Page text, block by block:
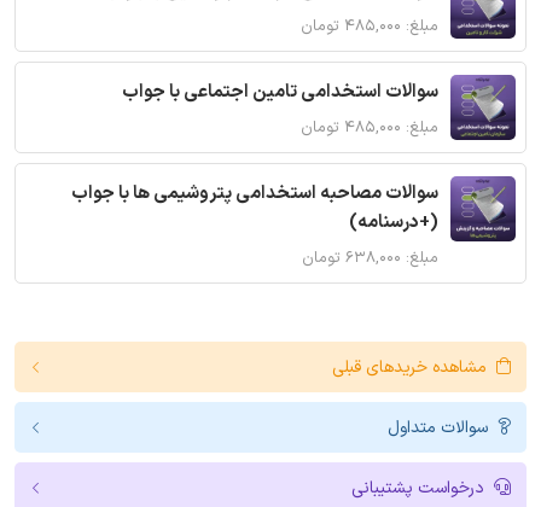
مبلغ: ۴۸۵,۰۰۰ تومان
سوالات استخدامی تامین اجتماعی با جواب
مبلغ: ۴۸۵,۰۰۰ تومان
سوالات مصاحبه استخدامی پتروشیمی ها با جواب
(+درسنامه)
مبلغ: ۶۳۸,۰۰۰ تومان
مشاهده خریدهای قبلی
سوالات متداول
درخواست پشتیبانی